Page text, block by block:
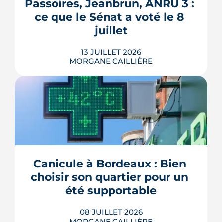
inspirés des conseils officiels de la
police et de la gendarmerie, mon...
LIRE L'ARTICLE
Passoires, Jeanbrun, ANRU 3 :
ce que le Sénat a voté le 8
juillet
13 JUILLET 2026
MORGANE CAILLIÈRE
Passoires thermiques louables sous
conditions, amortissement Jeanbrun
étendu, ANRU 3 doté de 5 milliards
d'euros, permis dérogatoires, maires
Sénat a voté le 8 juillet un texte qui
touche à tous les étages de la politique
du logement. Décryptage mesur...
LIRE L'ARTICLE
Canicule à Bordeaux : Bien
choisir son quartier pour un
été supportable
08 JUILLET 2026